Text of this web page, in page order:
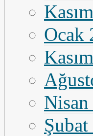
Ocak